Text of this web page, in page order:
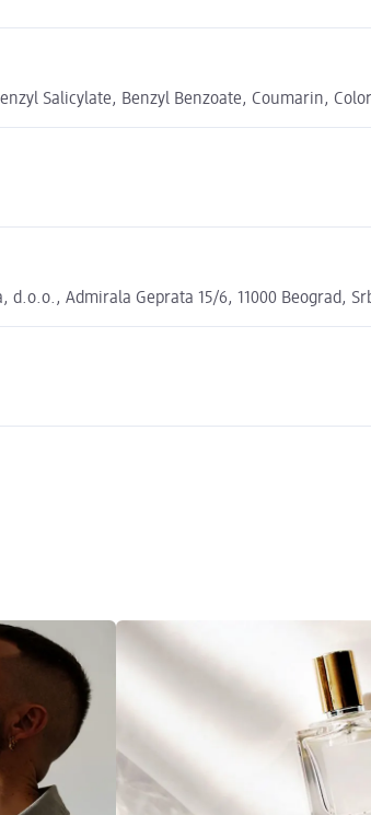
Salicylate, Benzyl Benzoate, Coumarin,
Admirala Geprata 15/6, 11000 Beograd,